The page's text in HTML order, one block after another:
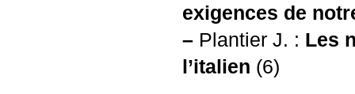
exigences de
– Plantier J. : Les
l’italien (6)